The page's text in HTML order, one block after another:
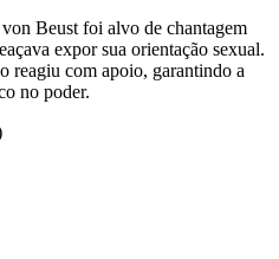
Beust foi alvo de chantagem
expor sua orientação sexual.
reagiu com apoio, garantindo a
no poder.